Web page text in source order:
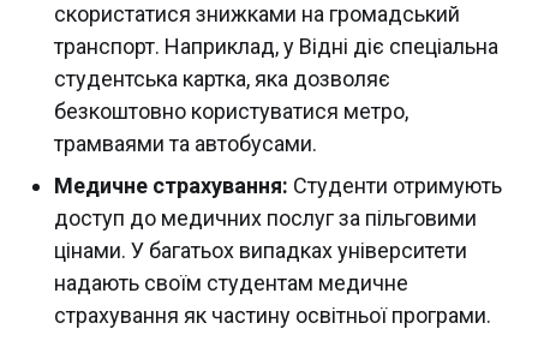
скористатися знижками на громадський
транспорт. Наприклад, у Відні діє спеціальна
студентська картка, яка дозволяє
безкоштовно користуватися метро,
трамваями та автобусами.
Медичне страхування: Студенти отримують
доступ до медичних послуг за пільговими
цінами. У багатьох випадках університети
надають своїм студентам медичне
страхування як частину освітньої програми.